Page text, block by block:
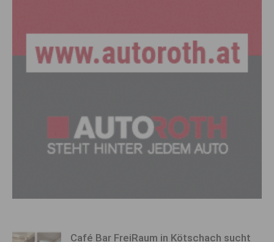
Café Bar FreiRaum in Kötschach sucht